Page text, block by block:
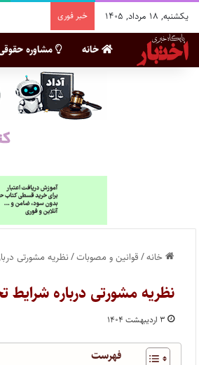
یکشنبه, ۱۸ مرداد, ۱۴۰۵ خبر فوری
خانه مشاوره
خانه/قوانین و مصوبات/نظریه مشورتی
نظریه مشورتی درباره
۳ اردیبهشت ۱۴۰۴
فهرست